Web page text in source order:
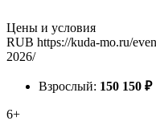
Цены и условия
RUB https://kuda-mo.ru/
2026/
Взрослый: 150 150 ₽
6+